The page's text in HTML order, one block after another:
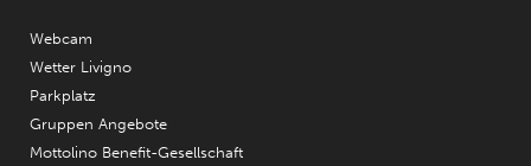
Webcam
Wetter Livigno
Parkplatz
Gruppen Angebote
Mottolino Benefit-Gesellschaft